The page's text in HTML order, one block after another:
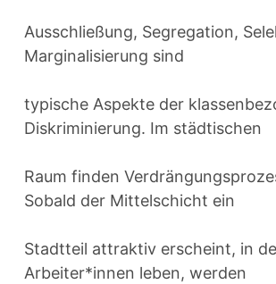
Ausschließung, Segregation,
Marginalisierung sind
typische Aspekte der
Diskriminierung. Im städtischen
Raum finden
Sobald der Mittelschicht ein
Stadtteil attraktiv erscheint, in
Arbeiter*innen leben, werden